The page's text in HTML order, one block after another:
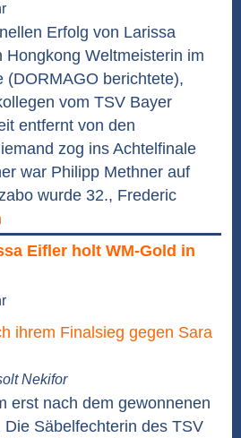
Erfolg von Larissa
Hongkong Weltmeisterin im
(DORMAGO berichtete),
vom TSV Bayer
entfernt von den
zog ins Achtelfinale
war Philipp Methner auf
wurde 32., Frederic
Eifler holt WM-Gold in
Nekifor
erst nach dem gewonnenen
Säbelfechterin des TSV